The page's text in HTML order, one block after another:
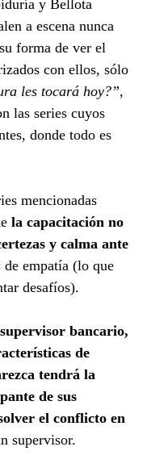
y Bellota
a escena nunca
forma de ver el
con ellos, sólo
les tocará hoy?”,
las series cuyos
donde todo es
mencionadas
la capacitación no
y calma ante
de empatía (lo que
desafíos).
supervisor bancario,
de
tendrá la
de sus
el conflicto en
supervisor.